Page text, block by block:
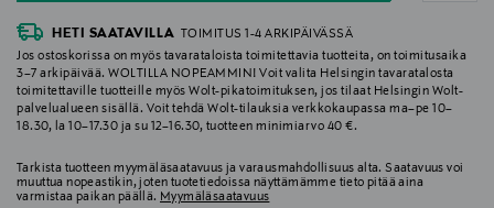
HETI SAATAVILLA
TOIMITUS 1-4 ARKIPÄIVÄSSÄ
Jos ostoskorissa on myös tavarataloista toimitettavia tuotteita, on toimitusaika
3–7 arkipäivää. WOLTILLA NOPEAMMIN! Voit valita Helsingin tavaratalosta
toimitettaville tuotteille myös Wolt-pikatoimituksen, jos tilaat Helsingin Wolt-
palvelualueen sisällä. Voit tehdä Wolt-tilauksia verkkokaupassa ma–pe 10–
18.30, la 10–17.30 ja su 12–16.30, tuotteen minimiarvo 40 €.
Tarkista tuotteen myymäläsaatavuus ja varausmahdollisuus alta. Saatavuus voi
muuttua nopeastikin, joten tuotetiedoissa näyttämämme tieto pitää aina
varmistaa paikan päällä. Myymäläsaatavuus